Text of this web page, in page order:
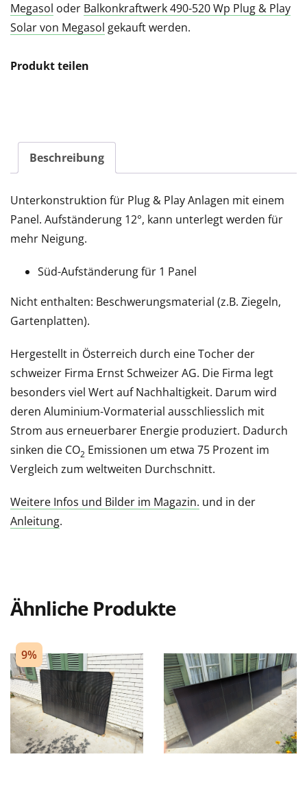
Megasol oder Balkonkraftwerk 490-520 Wp Plug & Play
Solar von Megasol gekauft werden.
Produkt teilen
Beschreibung
Unterkonstruktion für Plug & Play Anlagen mit einem
Panel. Aufständerung 12°, kann unterlegt werden für
mehr Neigung.
Süd-Aufständerung für 1 Panel
Nicht enthalten: Beschwerungsmaterial (z.B. Ziegeln,
Gartenplatten).
Hergestellt in Österreich durch eine Tocher der
schweizer Firma Ernst Schweizer AG. Die Firma legt
besonders viel Wert auf Nachhaltigkeit. Darum wird
deren Aluminium-Vormaterial ausschliesslich mit
Strom aus erneuerbarer Energie produziert. Dadurch
sinken die CO2 Emissionen um etwa 75 Prozent im
Vergleich zum weltweiten Durchschnitt.
Weitere Infos und Bilder im Magazin. und in der
Anleitung.
Ähnliche Produkte
9%